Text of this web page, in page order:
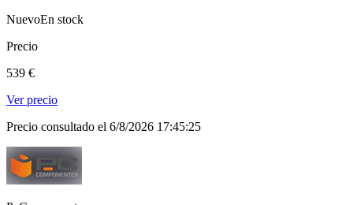
NuevoEn stock
Precio
539 €
Ver precio
Precio consultado el 6/8/2026 17:45:25